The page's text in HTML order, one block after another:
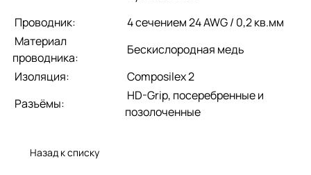
Проводник:
4 сечением 24 AWG / 0,2 кв.мм
Материал
проводника:
Бескислородная медь
Изоляция:
Composilex 2
Разъёмы:
HD-Grip, посеребренные и
позолоченные
Назад к списку